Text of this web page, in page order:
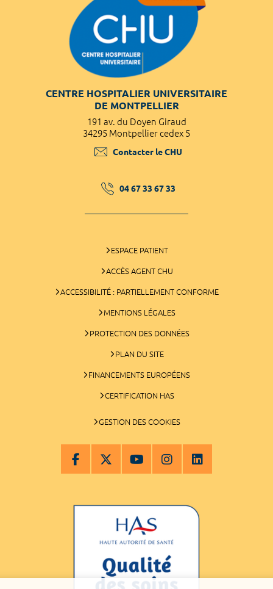
CENTRE HOSPITALIER UNIVERSITAIRE
DE MONTPELLIER
191 av. du Doyen Giraud
34295 Montpellier cedex 5
Contacter le CHU
04 67 33 67 33
ESPACE PATIENT
ACCÈS AGENT CHU
ACCESSIBILITÉ : PARTIELLEMENT CONFORME
MENTIONS LÉGALES
PROTECTION DES DONNÉES
PLAN DU SITE
FINANCEMENTS EUROPÉENS
CERTIFICATION HAS
GESTION DES COOKIES